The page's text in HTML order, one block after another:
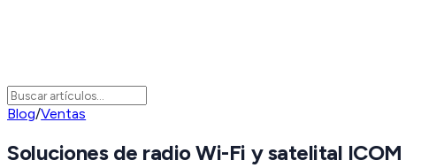
Blog/Ventas
Soluciones de radio Wi-Fi y satelital ICOM